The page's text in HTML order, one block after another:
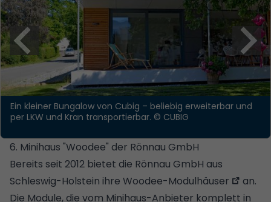
Ein kleiner Bungalow von Cubig – beliebig erweiterbar und
per LKW und Kran transportierbar. © CUBIG
6. Minihaus "Woodee" der Rönnau GmbH
Bereits seit 2012 bietet die Rönnau GmbH aus
Schleswig-Holstein ihre Woodee-Modulhäuser
an.
Die Module, die vom Minihaus-Anbieter komplett in